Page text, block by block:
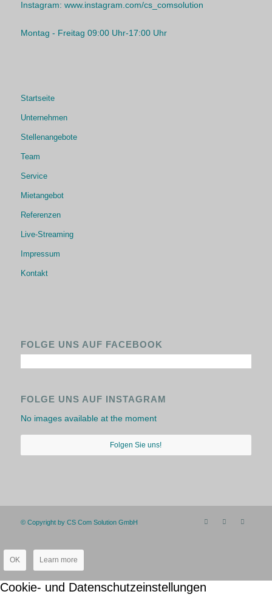
Instagram: www.instagram.com/cs_comsolution
Montag - Freitag 09:00 Uhr-17:00 Uhr
Startseite
Unternehmen
Stellenangebote
Team
Service
Mietangebot
Referenzen
Live-Streaming
Impressum
Kontakt
FOLGE UNS AUF FACEBOOK
FOLGE UNS AUF INSTAGRAM
No images available at the moment
Folgen Sie uns!
© Copyright by CS Com Solution GmbH
OK Learn more
Cookie- und Datenschutzeinstellungen